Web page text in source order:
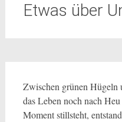
Etwas über
Zwischen grünen Hügeln
das Leben noch nach
Moment stillsteht,